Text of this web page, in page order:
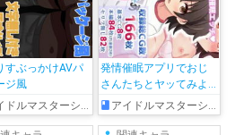
すぶっかけAVパ
ジ風
マスターシンデレラガールズ
発情催眠アプリでおじ
さんたちとヤッてみよ
う アイドルマスターシンデレラガールズ